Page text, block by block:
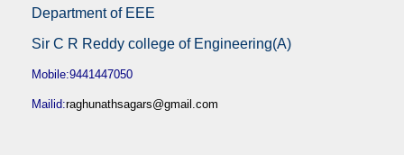
Department of EEE
Sir C R Reddy college of Engineering(A)
Mobile:9441447050
Mailid:raghunathsagars@gmail.com